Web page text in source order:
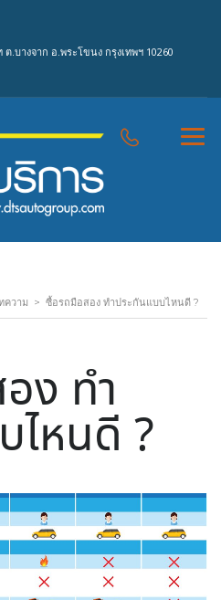
.บางจาก อ.พระโขนง กรุงเทพฯ 10260
ความ > ซื้อรถมือสอง ทำประกันแบบไหนดี ?
ง ทำ
ไหนดี ?